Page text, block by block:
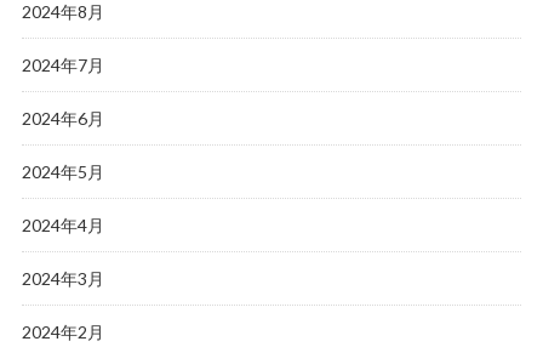
2024年8月
2024年7月
2024年6月
2024年5月
2024年4月
2024年3月
2024年2月